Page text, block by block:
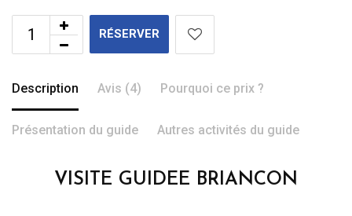
RÉSERVER
Description Avis (4) Pourquoi ce prix ?
Présentation du guide Autres activités du guide
VISITE GUIDEE BRIANCON